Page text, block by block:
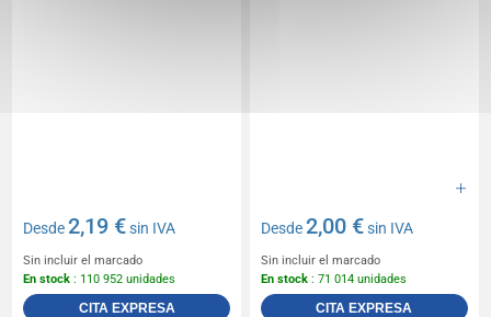
Desde2,19 €sin IVA
Sin incluir el marcado
En stock : 110 952 unidades
CITA EXPRESA
Desde2,00 €sin IVA
Sin incluir el marcado
En stock : 71 014 unidades
CITA EXPRESA